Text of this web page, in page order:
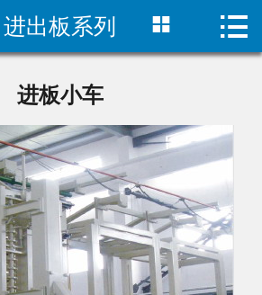
 首页
新闻中心
样本下载
服务介绍
进出板系列  
进板小车